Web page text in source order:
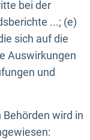
bei der
...; (e)
sich auf die
Auswirkungen
und
wird in